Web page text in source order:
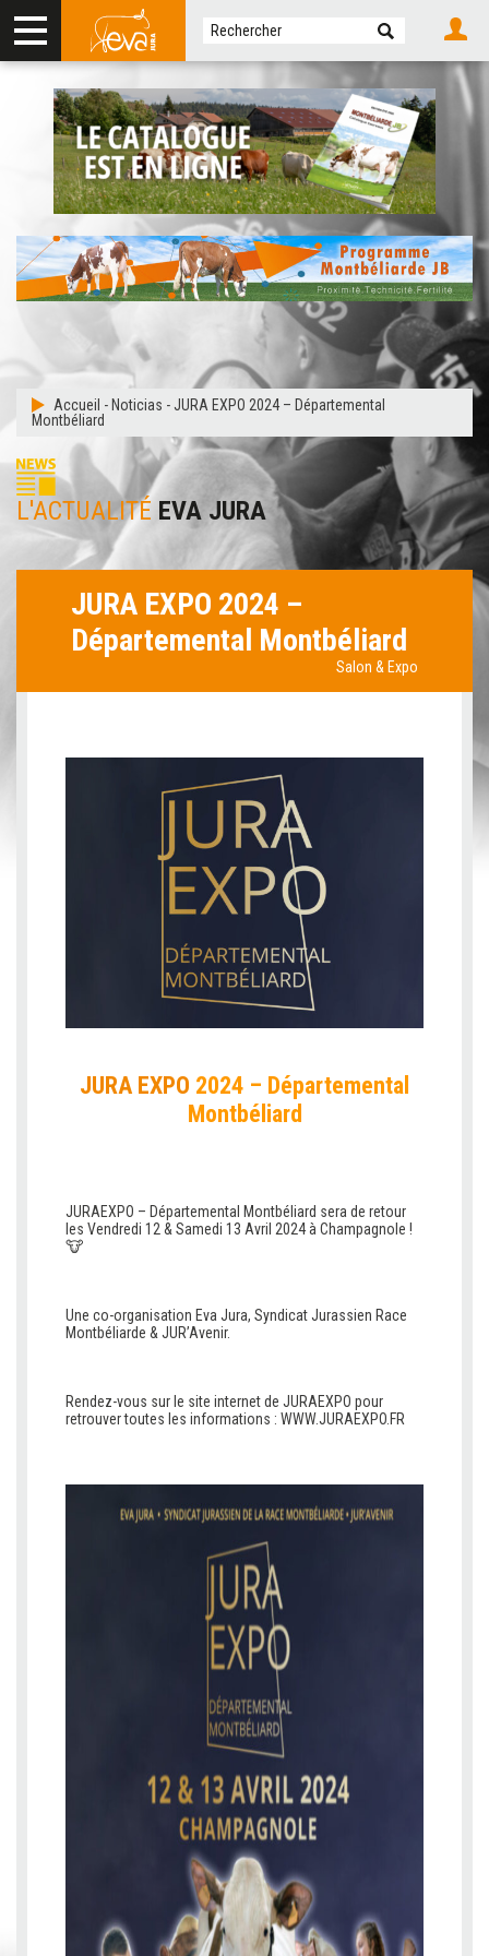
Accueil - Noticias -JURA EXPO 2024 – Départemental
Montbéliard
L'ACTUALITÉ EVA JURA
JURA EXPO 2024 –
Départemental Montbéliard
Salon & Expo
JURA EXPO 2024 – Départemental
Montbéliard
JURAEXPO – Départemental Montbéliard sera de retour
les Vendredi 12 & Samedi 13 Avril 2024 à Champagnole !
🐮
Une co-organisation Eva Jura, Syndicat Jurassien Race
Montbéliarde & JUR’Avenir.
Rendez-vous sur le site internet de JURAEXPO pour
retrouver toutes les informations : WWW.JURAEXPO.FR